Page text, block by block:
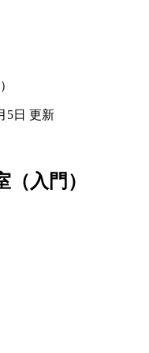
5日 更新
入門）